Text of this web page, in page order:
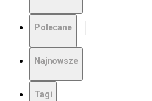
Polecane
Najnowsze
Tagi